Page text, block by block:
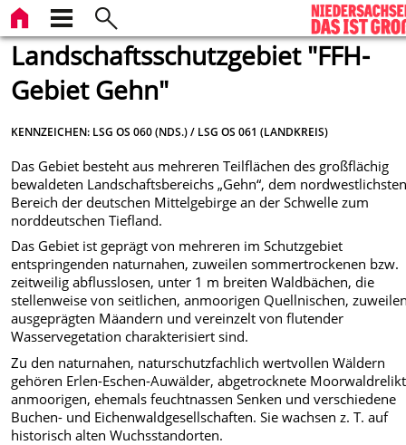
Landschaftsschutzgebiet "FFH-
Gebiet Gehn"
KENNZEICHEN: LSG OS 060 (NDS.) / LSG OS 061 (LANDKREIS)
Das Gebiet besteht aus mehreren Teilflächen des großflächig
bewaldeten Landschaftsbereichs „Gehn“, dem
Bereich der deutschen Mittelgebirge an der Schwelle zum
norddeutschen Tiefland.
Das Gebiet ist geprägt von mehreren im Schutzgebiet
entspringenden naturnahen, zuweilen sommertrockenen bzw.
zeitweilig abflusslosen, unter 1 m breiten Waldbächen, die
stellenweise von seitlichen, anmoorigen Quellnischen,
ausgeprägten Mäandern und vereinzelt von flutender
Wasservegetation charakterisiert sind.
Zu den naturnahen, naturschutzfachlich wertvollen Wäldern
gehören Erlen-Eschen-Auwälder, abgetrocknete
anmoorigen, ehemals feuchtnassen Senken und verschiedene
Buchen- und Eichenwaldgesellschaften. Sie wachsen z. T. auf
historisch alten Wuchsstandorten.